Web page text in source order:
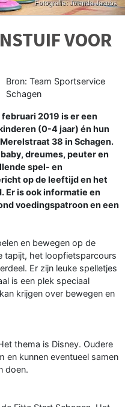
VOOR
Bron: Team Sportservice
Schagen
februari 2019 is er een
(0-4 jaar) én hun
38 in Schagen.
dreumes, peuter en
spel- en
op de leeftijd en het
Er is ook informatie en
voedingspatroon en een
en bewegen op de
tapijt, het loopfietsparcours
Er zijn leuke spelletjes
is een plek speciaal
krijgen over bewegen en
thema is Disney. Oudere
en kunnen eventueel samen
doen.